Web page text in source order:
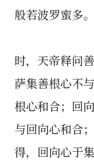
般若波罗蜜多。
时，天帝释问
萨集善根心不
根心和合；回
与回向心和合
得，回向心于